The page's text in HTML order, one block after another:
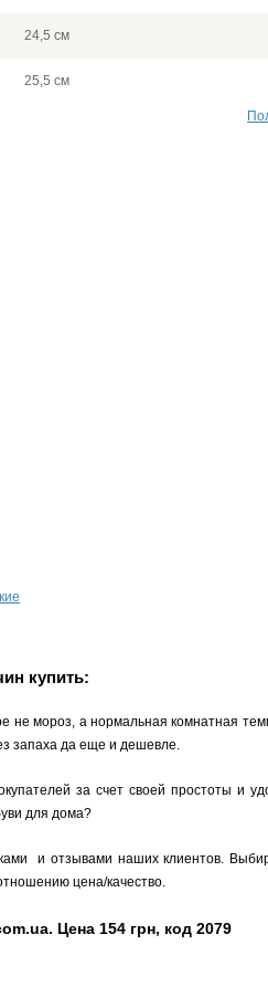
24,5 см
25,5 см
купить:
не мороз, а нормальная комнатная
запаха да еще и дешевле.
за счет своей простоты и
для дома?
и отзывами наших клиентов.
цена/качество.
Цена 154 грн, код 2079